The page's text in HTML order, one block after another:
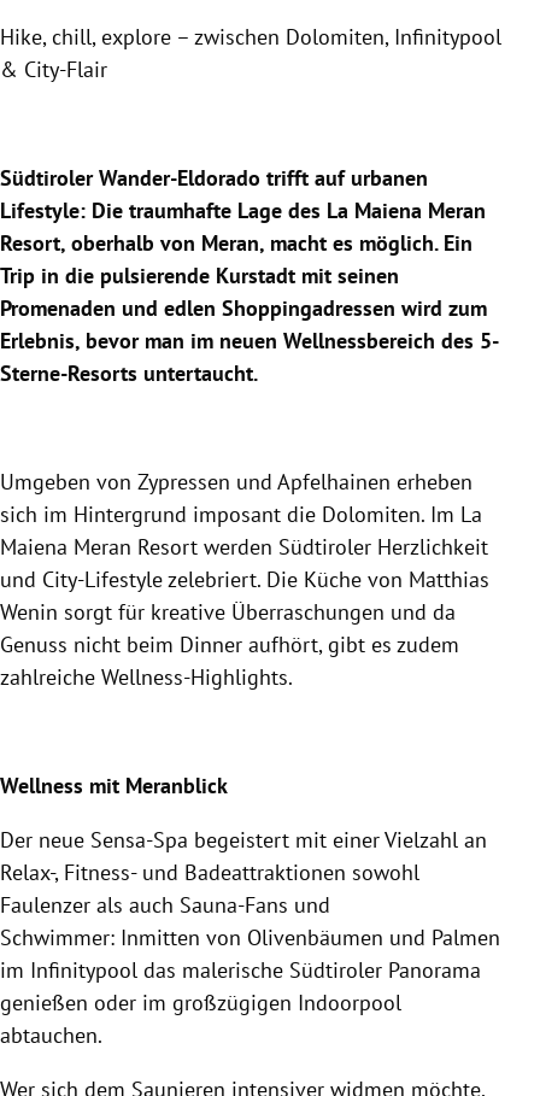
Hike, chill, explore – zwischen Dolomiten, Infinitypool
& City-Flair
Südtiroler Wander-Eldorado trifft auf urbanen
Lifestyle: Die traumhafte Lage des La Maiena Meran
Resort, oberhalb von Meran, macht es möglich. Ein
Trip in die pulsierende Kurstadt mit seinen
Promenaden und edlen Shoppingadressen wird zum
Erlebnis, bevor man im neuen Wellnessbereich des 5-
Sterne-Resorts untertaucht.
Umgeben von Zypressen und Apfelhainen erheben
sich im Hintergrund imposant die Dolomiten. Im La
Maiena Meran Resort werden Südtiroler Herzlichkeit
und City-Lifestyle zelebriert. Die Küche von Matthias
Wenin sorgt für kreative Überraschungen und da
Genuss nicht beim Dinner aufhört, gibt es zudem
zahlreiche Wellness-Highlights.
Wellness mit Meranblick
Der neue Sensa-Spa begeistert mit einer Vielzahl an
Relax-, Fitness- und Badeattraktionen sowohl
Faulenzer als auch Sauna-Fans und
Schwimmer: Inmitten von Olivenbäumen und Palmen
im Infinitypool das malerische Südtiroler Panorama
genießen oder im großzügigen Indoorpool
abtauchen.
Wer sich dem Saunieren intensiver widmen möchte,